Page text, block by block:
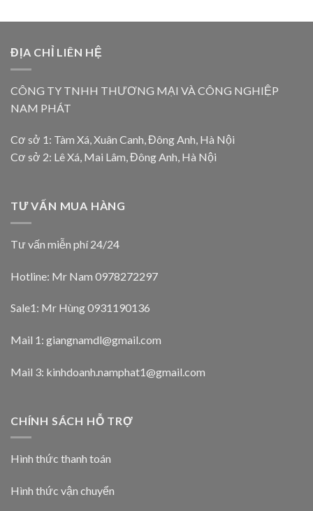
ĐỊA CHỈ LIÊN HỆ
CÔNG TY TNHH THƯƠNG MẠI VÀ CÔNG NGHIỆP
NAM PHÁT
Cơ sở 1: Tàm Xá, Xuân Canh, Đông Anh, Hà Nội
Cơ sở 2: Lê Xá, Mai Lâm, Đông Anh, Hà Nội
TƯ VẤN MUA HÀNG
Tư vấn miễn phí 24/24
Hotline: Mr Nam 0978272297
Sale1: Mr Hùng 0931190136
Mail 1: giangnamdl@gmail.com
Mail 3: kinhdoanh.namphat1@gmail.com
CHÍNH SÁCH HỖ TRỢ
Hình thức thanh toán
Hình thức vận chuyển